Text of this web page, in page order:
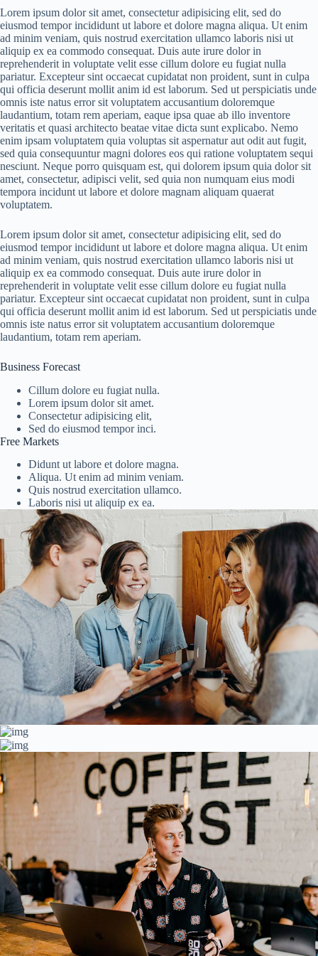
Lorem ipsum dolor sit amet, consectetur adipisicing elit, sed do
eiusmod tempor incididunt ut labore et dolore magna aliqua. Ut enim
ad minim veniam, quis nostrud exercitation ullamco laboris nisi ut
aliquip ex ea commodo consequat. Duis aute irure dolor in
reprehenderit in voluptate velit esse cillum dolore eu fugiat nulla
pariatur. Excepteur sint occaecat cupidatat non proident, sunt in culpa
qui officia deserunt mollit anim id est laborum. Sed ut perspiciatis unde
omnis iste natus error sit voluptatem accusantium doloremque
laudantium, totam rem aperiam, eaque ipsa quae ab illo inventore
veritatis et quasi architecto beatae vitae dicta sunt explicabo. Nemo
enim ipsam voluptatem quia voluptas sit aspernatur aut odit aut fugit,
sed quia consequuntur magni dolores eos qui ratione voluptatem sequi
nesciunt. Neque porro quisquam est, qui dolorem ipsum quia dolor sit
amet, consectetur, adipisci velit, sed quia non numquam eius modi
tempora incidunt ut labore et dolore magnam aliquam quaerat
voluptatem.
Lorem ipsum dolor sit amet, consectetur adipisicing elit, sed do
eiusmod tempor incididunt ut labore et dolore magna aliqua. Ut enim
ad minim veniam, quis nostrud exercitation ullamco laboris nisi ut
aliquip ex ea commodo consequat. Duis aute irure dolor in
reprehenderit in voluptate velit esse cillum dolore eu fugiat nulla
pariatur. Excepteur sint occaecat cupidatat non proident, sunt in culpa
qui officia deserunt mollit anim id est laborum. Sed ut perspiciatis unde
omnis iste natus error sit voluptatem accusantium doloremque
laudantium, totam rem aperiam.
Business Forecast
Cillum dolore eu fugiat nulla.
Lorem ipsum dolor sit amet.
Consectetur adipisicing elit,
Sed do eiusmod tempor inci.
Free Markets
Didunt ut labore et dolore magna.
Aliqua. Ut enim ad minim veniam.
Quis nostrud exercitation ullamco.
Laboris nisi ut aliquip ex ea.